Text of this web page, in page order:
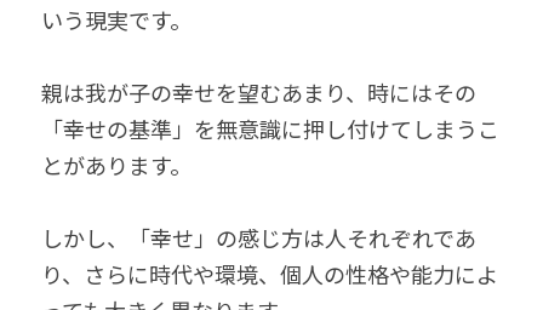
いう現実です。
親は我が子の幸せを望むあまり、時にはその
「幸せの基準」を無意識に押し付けてしまうこ
とがあります。
しかし、「幸せ」の感じ方は人それぞれであ
り、さらに時代や環境、個人の性格や能力によ